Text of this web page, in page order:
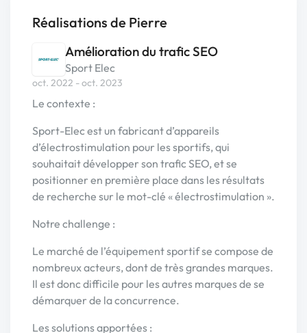
Réalisations de Pierre
Amélioration du trafic SEO
Sport Elec
oct. 2022 - oct. 2023
Le contexte :
Sport-Elec est un fabricant d’appareils
d’électrostimulation pour les sportifs, qui
souhaitait développer son trafic SEO, et se
positionner en première place dans les résultats
de recherche sur le mot-clé « électrostimulation ».
Notre challenge :
Le marché de l’équipement sportif se compose de
nombreux acteurs, dont de très grandes marques.
Il est donc difficile pour les autres marques de se
démarquer de la concurrence.
Les solutions apportées :